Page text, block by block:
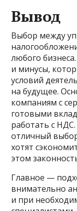
Вывод
Выбор между
любого
и минусы,
условий
на будущее.
компаниям с
готовыми
работать с
отличный
хотят
этом
Главное —
внимательно
и при